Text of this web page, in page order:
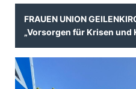
FRAUEN UNION
Vorsorgen für Krisen und